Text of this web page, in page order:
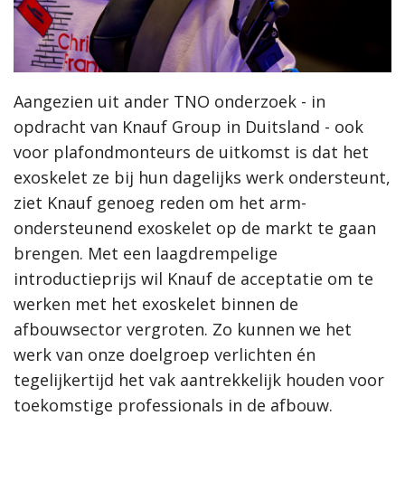
Aangezien uit ander TNO onderzoek - in
opdracht van Knauf Group in Duitsland - ook
voor plafondmonteurs de uitkomst is dat het
exoskelet ze bij hun dagelijks werk ondersteunt,
ziet Knauf genoeg reden om het arm-
ondersteunend exoskelet op de markt te gaan
brengen. Met een laagdrempelige
introductieprijs wil Knauf de acceptatie om te
werken met het exoskelet binnen de
afbouwsector vergroten. Zo kunnen we het
werk van onze doelgroep verlichten én
tegelijkertijd het vak aantrekkelijk houden voor
toekomstige professionals in de afbouw.